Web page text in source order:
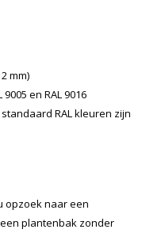
mm)
9005 en RAL 9016
RAL kleuren zijn
opzoek naar een
plantenbak zonder